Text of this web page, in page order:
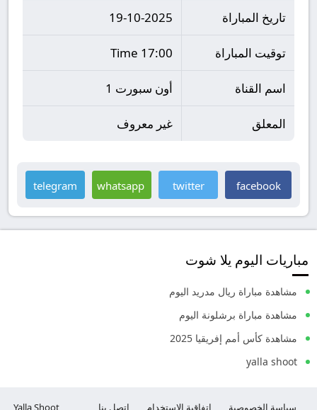
تاريخ المباراة 19-10-2025
توقيت المباراة 17:00 Time
اسم القناة أون سبورت 1
المعلق غير معروف
facebook
twitter
whatsapp
telegram
مباريات اليوم يلا شوت
مشاهدة مباراة ريال مدريد اليوم
مشاهدة مباراة برشلونة اليوم
مشاهدة كأس أمم إفريقيا 2025
yalla shoot
Yalla Shoot سياسة الخصوصية إتفاقية الاستخدام إتصل بنا